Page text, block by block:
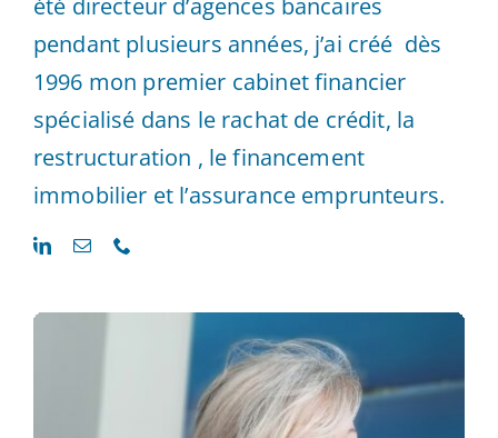
pendant plusieurs années, j’ai créé dès
1996 mon premier cabinet financier
spécialisé dans le rachat de crédit, la
restructuration , le financement
immobilier et l’assurance emprunteurs.